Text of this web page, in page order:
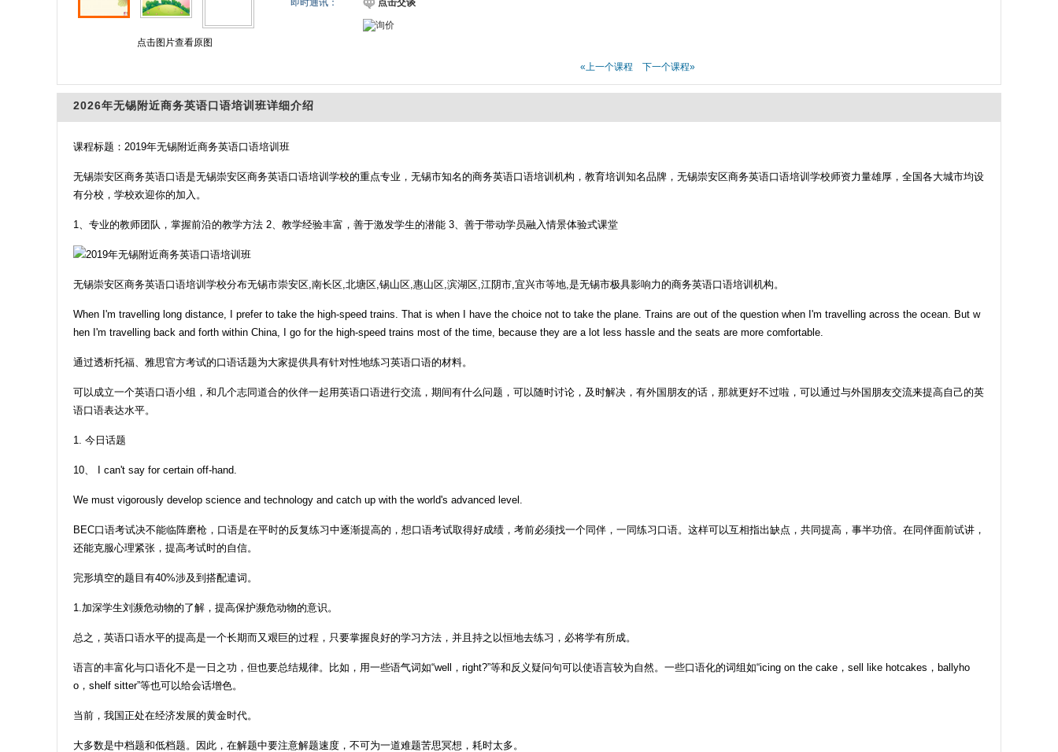
点击图片查看原图
«上一个课程 下一个课程»
2026年无锡附近商务英语口语培训班详细介绍
课程标题：2019年无锡附近商务英语口语培训班
无锡崇安区商务英语口语是无锡崇安区商务英语口语培训学校的重点专业，无锡市知名的商务英语口语培训机构，教育培训知名品牌，无锡崇安区商务英语口语培训学校师资力量雄厚，全国各大城市均设
有分校，学校欢迎你的加入。
1、专业的教师团队，掌握前沿的教学方法 2、教学经验丰富，善于激发学生的潜能 3、善于带动学员融入情景体验式课堂
无锡崇安区商务英语口语培训学校分布无锡市崇安区,南长区,北塘区,锡山区,惠山区,滨湖区,江阴市,宜兴市等地,是无锡市极具影响力的商务英语口语培训机构。
When I'm travelling long distance, I prefer to take the high-speed trains. That is when I have the choice not to take the plane. Trains are out of the question when I'm travelling across the ocean. But w
hen I'm travelling back and forth within China, I go for the high-speed trains most of the time, because they are a lot less hassle and the seats are more comfortable.
通过透析托福、雅思官方考试的口语话题为大家提供具有针对性地练习英语口语的材料。
可以成立一个英语口语小组，和几个志同道合的伙伴一起用英语口语进行交流，期间有什么问题，可以随时讨论，及时解决，有外国朋友的话，那就更好不过啦，可以通过与外国朋友交流来提高自己的英
语口语表达水平。
1. 今日话题
10、 I can't say for certain off-hand.
We must vigorously develop science and technology and catch up with the world's advanced level.
BEC口语考试决不能临阵磨枪，口语是在平时的反复练习中逐渐提高的，想口语考试取得好成绩，考前必须找一个同伴，一同练习口语。这样可以互相指出缺点，共同提高，事半功倍。在同伴面前试讲，
还能克服心理紧张，提高考试时的自信。
完形填空的题目有40%涉及到搭配遣词。
1.加深学生刘濒危动物的了解，提高保护濒危动物的意识。
总之，英语口语水平的提高是一个长期而又艰巨的过程，只要掌握良好的学习方法，并且持之以恒地去练习，必将学有所成。
语言的丰富化与口语化不是一日之功，但也要总结规律。比如，用一些语气词如“well，right?”等和反义疑问句可以使语言较为自然。一些口语化的词组如“icing on the cake，sell like hotcakes，ballyho
o，shelf sitter”等也可以给会话增色。
当前，我国正处在经济发展的黄金时代。
大多数是中档题和低档题。因此，在解题中要注意解题速度，不可为一道难题苦思冥想，耗时太多。